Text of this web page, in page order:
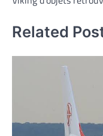
l’article
Related